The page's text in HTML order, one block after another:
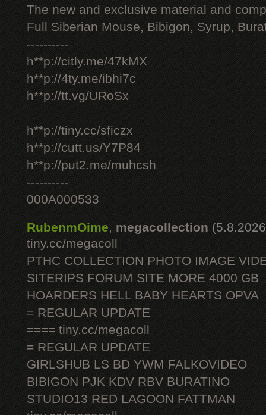
The new and exclusive material and
Full Siberian Mouse, Bibigon, Syrup,
----------
h**p://citly.me/47kMX
h**p://4ty.me/ibhi7c
h**p://tt.vg/URoSx
h**p://tiny.cc/sficzx
h**p://cutt.us/Y7P84
h**p://put2.me/muhcsh
----------
000A000533
RubenmOime, megacollection
tiny.cc/megacoll
PTHC COLLECTION PHOTO IMAGE
SITERIPS FORUM SITE MORE 4000 GB
HOARDERS HELL BABY HEARTS OPVA
= REGULAR UPDATE
==== tiny.cc/megacoll
= REGULAR UPDATE
GIRLSHUB LS BD YWM FALKOVIDEO
BIBIGON PJK KDV RBV BURATINO
STUDIO13 RED LAGOON FATTMAN